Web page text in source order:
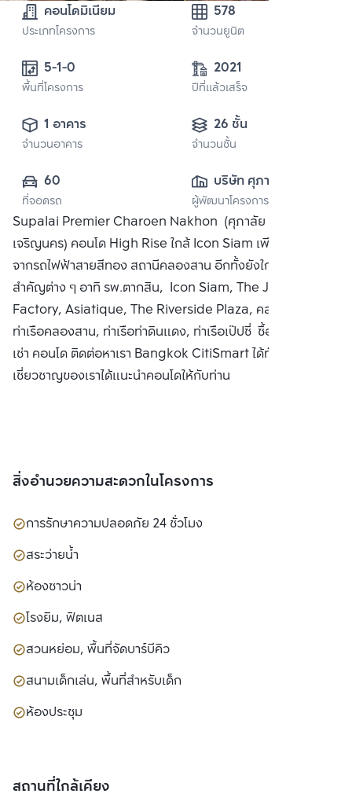
คอนโดมิเนียม
ประเภทโครงการ
578
จำนวนยูนิต
5-1-0
พื้นที่โครงการ
2021
ปีที่แล้วเสร็จ
1 อาคาร
จำนวนอาคาร
26 ชั้น
จำนวนชั้น
60
ที่จอดรถ
บริษัท ศุภาลัย จำกัด
(มหาชน)
ผู้พัฒนาโครงการ
Supalai Premier Charoen Nakhon (ศุภาลัย พรีเมียร์
เจริญนคร) คอนโด High Rise ใกล้ Icon Siam เพียง 0 เมตร
จากรถไฟฟ้าสายสีทอง สถานีคลองสาน อีกทั้งยังใกล้สถานที่
สำคัญต่าง ๆ อาทิ รพ.ตากสิน, Icon Siam, The Jam
Factory, Asiatique, The Riverside Plaza, คลองสาน,
ท่าเรือคลองสาน, ท่าเรือท่าดินแดง, ท่าเรือเป๊ปซี่ ซื้อ ขาย หรือ
เช่า คอนโด ติดต่อหาเรา Bangkok CitiSmart ได้ทันที เพื่อให้ผู้
เชี่ยวชาญของเราได้แนะนำคอนโดให้กับท่าน
สิ่งอำนวยความสะดวกในโครงการ
การรักษาความปลอดภัย 24 ชั่วโมง
สระว่ายน้ำ
ห้องซาวน่า
โรงยิม, ฟิตเนส
สวนหย่อม, พื้นที่จัดบาร์บีคิว
สนามเด็กเล่น, พื้นที่สำหรับเด็ก
ห้องประชุม
สถานที่ใกล้เคียง